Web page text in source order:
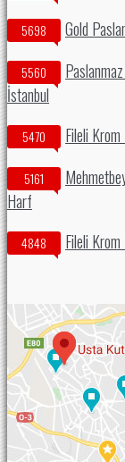
5698 Gold
5560
İstanbul
5470 Fileli
5161
Harf
4848 Fileli